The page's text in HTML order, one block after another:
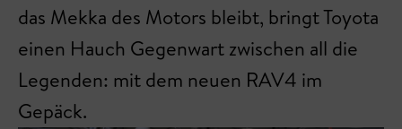
das Mekka des Motors bleibt, bringt Toyota
einen Hauch Gegenwart zwischen all die
Legenden: mit dem neuen RAV4 im
Gepäck.